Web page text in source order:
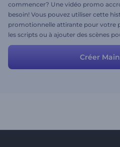
commencer? Une vidéo promo
besoin! Vous pouvez utiliser cette
promotionnelle attirante pour votre
les scripts ou à ajouter des scènes
Ajoutez des informations
Créer